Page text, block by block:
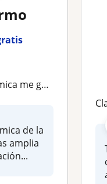
de problemas en contextos cotidianos
de la
amplia